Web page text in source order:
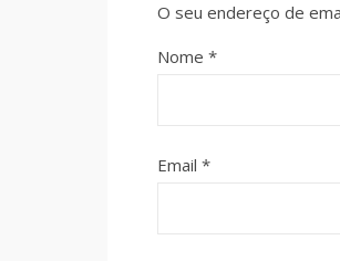
O seu endereço de
Nome *
Email *